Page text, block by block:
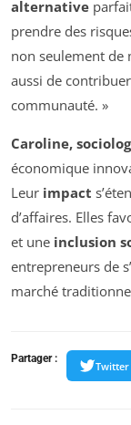
alternative
prendre des
non seulement de
aussi de
communauté. »
Caroline,
économique
Leur impact
d’affaires. Elles
et une inclusion
entrepreneurs de
marché
Partager :
Twitter